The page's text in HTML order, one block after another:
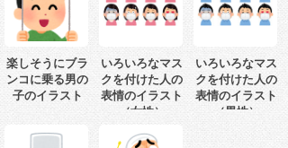
楽しそうにブラ
ンコに乗る男の
子のイラスト
いろいろなマス
クを付けた人の
表情のイラスト
（女性）
いろいろなマス
クを付けた人の
表情のイラスト
（男性）